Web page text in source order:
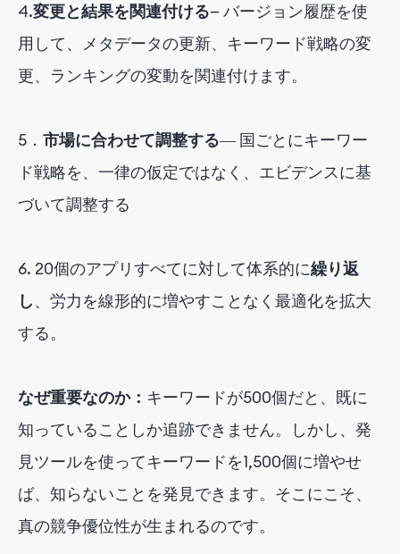
4.変更と結果を関連付ける— バージョン履歴を使
用して、メタデータの更新、キーワード戦略の変
更、ランキングの変動を関連付けます。
5． 市場に合わせて調整する― 国ごとにキーワー
ド戦略を、一律の仮定ではなく、エビデンスに基
づいて調整する
6. 20個のアプリすべてに対して体系的に繰り返
し、労力を線形的に増やすことなく最適化を拡大
する。
なぜ重要なのか： キーワードが500個だと、既に
知っていることしか追跡できません。しかし、発
見ツールを使ってキーワードを1,500個に増やせ
ば、知らないことを発見できます。そこにこそ、
真の競争優位性が生まれるのです。